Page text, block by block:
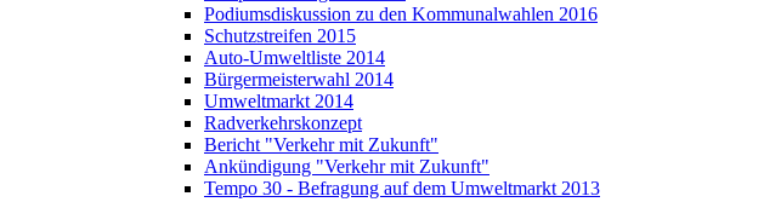
Podiumsdiskussion zu den Kommunalwahlen 2016
Schutzstreifen 2015
Auto-Umweltliste 2014
Bürgermeisterwahl 2014
Umweltmarkt 2014
Radverkehrskonzept
Bericht "Verkehr mit Zukunft"
Ankündigung "Verkehr mit Zukunft"
Tempo 30 - Befragung auf dem Umweltmarkt 2013